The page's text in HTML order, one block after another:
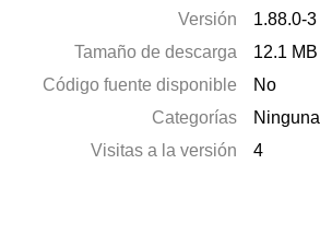
Versión
1.88.0-3
Tamaño de descarga
12.1 MB
Código fuente disponible
No
Categorías
Ninguna
Visitas a la versión
4